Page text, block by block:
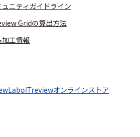
ュニティガイドライン
Gridの算出方法
加工情報
ITreviewオンラインストア